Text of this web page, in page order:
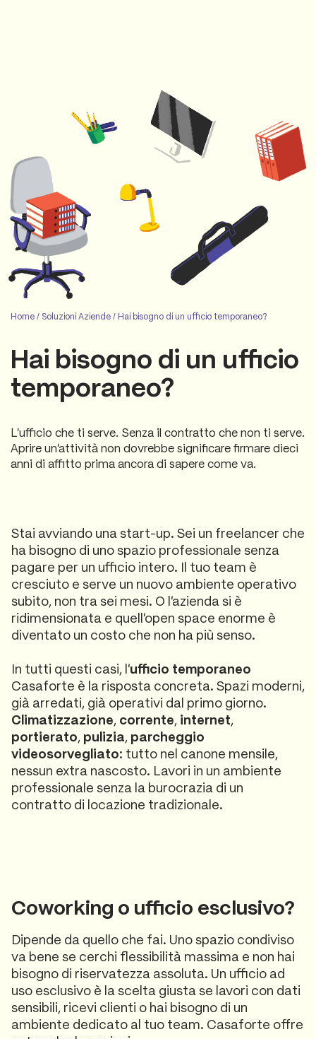
Home / Soluzioni Aziende / Hai bisogno di un ufficio temporaneo?
Hai bisogno di un ufficio
temporaneo?
L'ufficio che ti serve. Senza il contratto che non ti serve.
Aprire un'attività non dovrebbe significare firmare dieci
anni di affitto prima ancora di sapere come va.
Stai avviando una start-up. Sei un freelancer che
ha bisogno di uno spazio professionale senza
pagare per un ufficio intero. Il tuo team è
cresciuto e serve un nuovo ambiente operativo
subito, non tra sei mesi. O l'azienda si è
ridimensionata e quell'open space enorme è
diventato un costo che non ha più senso.
In tutti questi casi, l'ufficio temporaneo
Casaforte è la risposta concreta. Spazi moderni,
già arredati, già operativi dal primo giorno.
Climatizzazione, corrente, internet,
portierato, pulizia, parcheggio
videosorvegliato: tutto nel canone mensile,
nessun extra nascosto. Lavori in un ambiente
professionale senza la burocrazia di un
contratto di locazione tradizionale.
Coworking o ufficio esclusivo?
Dipende da quello che fai. Uno spazio condiviso
va bene se cerchi flessibilità massima e non hai
bisogno di riservatezza assoluta. Un ufficio ad
uso esclusivo è la scelta giusta se lavori con dati
sensibili, ricevi clienti o hai bisogno di un
ambiente dedicato al tuo team. Casaforte offre